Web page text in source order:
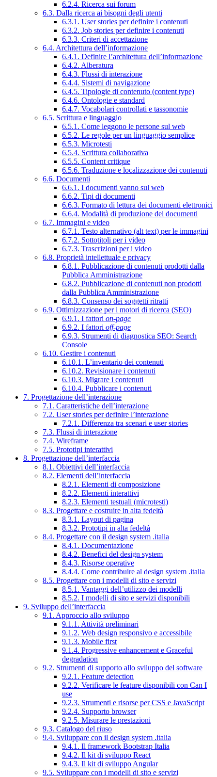
6.2.4. Ricerca sui forum
6.3. Dalla ricerca ai bisogni degli utenti
6.3.1. User stories per definire i contenuti
6.3.2. Job stories per definire i contenuti
6.3.3. Criteri di accettazione
6.4. Architettura dell’informazione
6.4.1. Definire l’architettura dell’informazione
6.4.2. Alberatura
6.4.3. Flussi di interazione
6.4.4. Sistemi di navigazione
6.4.5. Tipologie di contenuto (content type)
6.4.6. Ontologie e standard
6.4.7. Vocabolari controllati e tassonomie
6.5. Scrittura e linguaggio
6.5.1. Come leggono le persone sul web
6.5.2. Le regole per un linguaggio semplice
6.5.3. Microtesti
6.5.4. Scrittura collaborativa
6.5.5. Content critique
6.5.6. Traduzione e localizzazione dei contenuti
6.6. Documenti
6.6.1. I documenti vanno sul web
6.6.2. Tipi di documenti
6.6.3. Formato di lettura dei documenti elettronici
6.6.4. Modalità di produzione dei documenti
6.7. Immagini e video
6.7.1. Testo alternativo (alt text) per le immagini
6.7.2. Sottotitoli per i video
6.7.3. Trascrizioni per i video
6.8. Proprietà intellettuale e privacy
6.8.1. Pubblicazione di contenuti prodotti dalla
Pubblica Amministrazione
6.8.2. Pubblicazione di contenuti non prodotti
dalla Pubblica Amministrazione
6.8.3. Consenso dei soggetti ritratti
6.9. Ottimizzazione per i motori di ricerca (SEO)
6.9.1. I fattori on-page
6.9.2. I fattori off-page
6.9.3. Strumenti di diagnostica SEO: Search
Console
6.10. Gestire i contenuti
6.10.1. L’inventario dei contenuti
6.10.2. Revisionare i contenuti
6.10.3. Migrare i contenuti
6.10.4. Pubblicare i contenuti
7. Progettazione dell’interazione
7.1. Caratteristiche dell’interazione
7.2. User stories per definire l’interazione
7.2.1. Differenza tra scenari e user stories
7.3. Flussi di interazione
7.4. Wireframe
7.5. Prototipi interattivi
8. Progettazione dell’interfaccia
8.1. Obiettivi dell’interfaccia
8.2. Elementi dell’interfaccia
8.2.1. Elementi di composizione
8.2.2. Elementi interattivi
8.2.3. Elementi testuali (microtesti)
8.3. Progettare e costruire in alta fedeltà
8.3.1. Layout di pagina
8.3.2. Prototipi in alta fedeltà
8.4. Progettare con il design system .italia
8.4.1. Documentazione
8.4.2. Benefici del design system
8.4.3. Risorse operative
8.4.4. Come contribuire al design system .italia
8.5. Progettare con i modelli di sito e servizi
8.5.1. Vantaggi dell’utilizzo dei modelli
8.5.2. I modelli di sito e servizi disponibili
9. Sviluppo dell’interfaccia
9.1. Approccio allo sviluppo
9.1.1. Attività preliminari
9.1.2. Web design responsivo e accessibile
9.1.3. Mobile first
9.1.4. Progressive enhancement e Graceful
degradation
9.2. Strumenti di supporto allo sviluppo del software
9.2.1. Feature detection
9.2.2. Verificare le feature disponibili con Can I
use
9.2.3. Strumenti e risorse per CSS e JavaScript
9.2.4. Supporto browser
9.2.5. Misurare le prestazioni
9.3. Catalogo del riuso
9.4. Sviluppare con il design system .italia
9.4.1. Il framework Bootstrap Italia
9.4.2. Il kit di sviluppo React
9.4.3. Il kit di sviluppo Angular
9.5. Sviluppare con i modelli di sito e servizi